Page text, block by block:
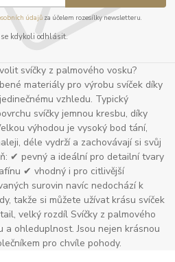
údajůza účelem rozesílky newsletteru.
se kdykoli odhlásit.
svíčky z palmového vosku?
materiály pro výrobu svíček díky
vzhledu. Typický
svíčky jemnou kresbu, díky
výhodou je vysoký bod tání,
déle vydrží a zachovávají si svůj
✔ pevný a ideální pro detailní tvary
✔ vhodný i pro citlivější
surovin navíc nedochází k
takže si můžete užívat krásu svíček
velký rozdíl Svíčky z palmového
ohleduplnost. Jsou nejen krásnou
pro chvíle pohody.